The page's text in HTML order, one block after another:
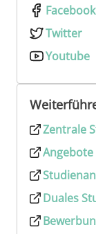
Facebook
Twitter
Youtube
Zentrale
Duales